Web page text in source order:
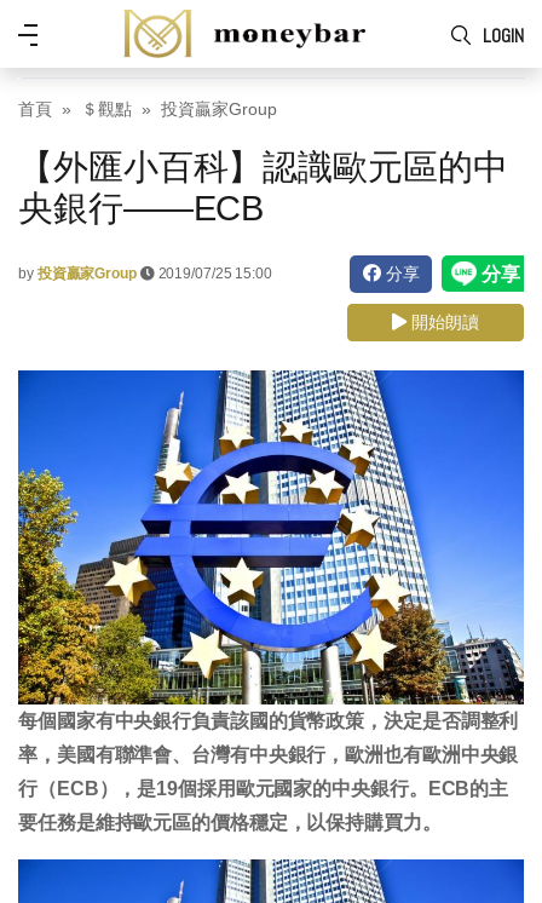
Skip to main content
LOGIN
功
能
表
首頁 ＄觀點 投資贏家Group
【外匯小百科】認識歐元區的中
央銀行——ECB
by 投資贏家Group 2019/07/25 15:00 分享
開始朗讀
每個國家有中央銀行負責該國的貨幣政策，決定是否調整利
率，美國有聯準會、台灣有中央銀行，歐洲也有歐洲中央銀
行（ECB），是19個採用歐元國家的中央銀行。ECB的主
要任務是維持歐元區的價格穩定，以保持購買力。